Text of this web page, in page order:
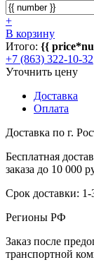
+
В корзину
Итого: {{
+7 (863) 322-10-32
Уточнить цену
Доставка
Оплата
Доставка по г.
Бесплатная
заказа до 10 000
Срок доставки: 1-
Регионы РФ
Заказ после
транспортной